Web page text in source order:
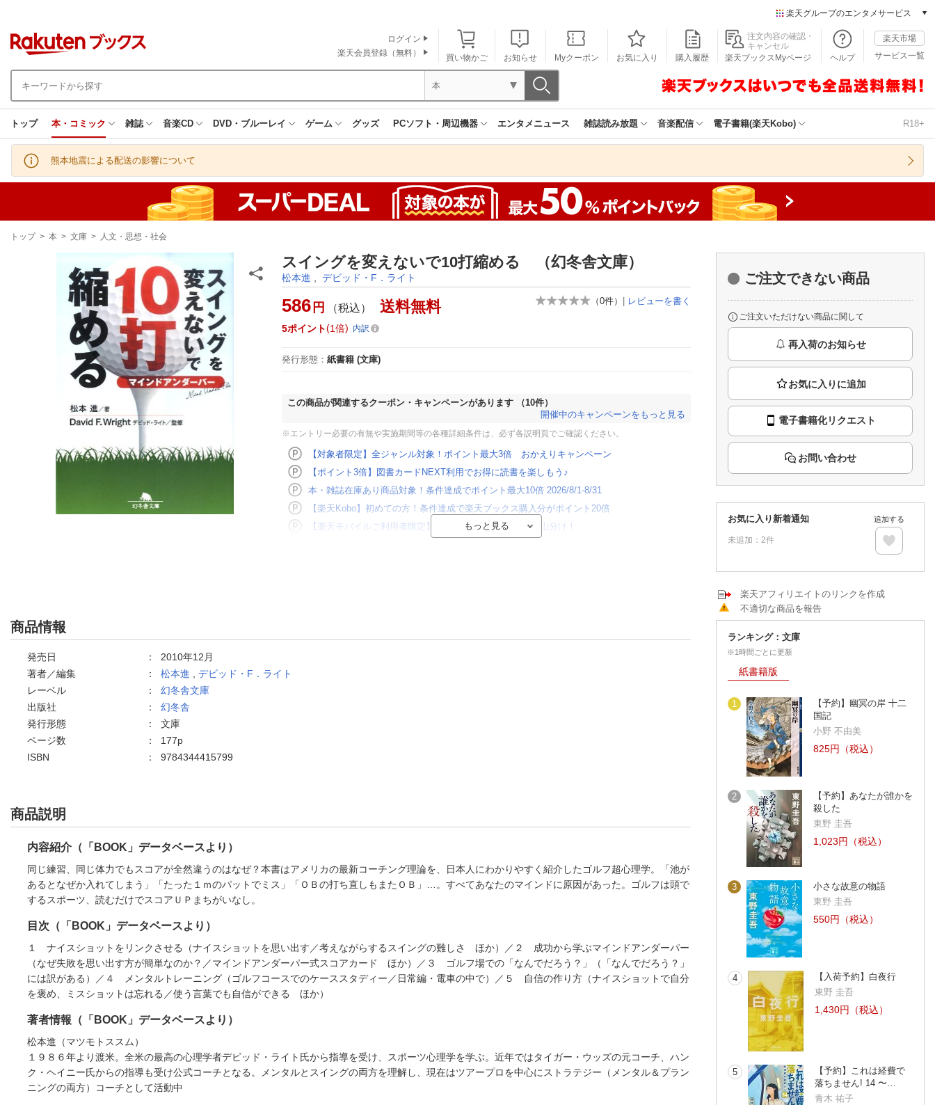
楽天グループのエンタメサービス
本/ゲーム/CD/DVD
楽天ブックス
楽天Kobo
楽天ミュージック
楽天TV
楽天チケット
エンタメニュース
推し楽
買い物かご お知らせ Myクーポン お気に入り 購入履歴
注文内容の確認・
キャンセル
楽天ブックスMyページ
ヘルプ
楽天市場
サービス一覧
ログイン
楽天会員登録（無料）
本
トップ 本・コミック 雑誌 音楽CD DVD・ブルーレイ ゲーム グッズ PCソフト・周辺機器 エンタメニュース 雑誌読み放題 音楽配信 電子書籍(楽天Kobo) R18+
熊本地震による配送の影響について
現
トップ > 本 > 文庫 > 人文・思想・社会
スイングを変えないで10打縮める （幻冬舎文庫）
松本進 デビッド・F．ライト
（0件） レビューを書く
586 円 （税込） 送料無料
5ポイント 1倍 内訳
発行形態 ： 紙書籍 (文庫)
この商品が関連するクーポン・キャンペーンがあります
（10件）
開催中のキャンペーンをもっと見る
※エントリー必要の有無や実施期間等の各種詳細条件は、必ず各説明頁でご確認ください。
【対象者限定】全ジャンル対象！ポイント最大3倍 おかえりキャンペーン
【ポイント3倍】図書カードNEXT利用でお得に読書を楽しもう♪
本・雑誌在庫あり商品対象！条件達成でポイント最大10倍 2026/8/1-8/31
【楽天Kobo】初めての方！条件達成で楽天ブックス購入分がポイント20倍
【楽天モバイルご利用者限定】条件達成で100万ポイント山分け！
商品情報
発売日 ： 2010年12月
著者／編集
： 松本進
デビッド・F．ライト
レーベル
： 幻冬舎文庫
出版社
： 幻冬舎
発行形態
： 文庫
ページ数
： 177p
ISBN
： 9784344415799
商品説明
内容紹介（「BOOK」データベースより）
同じ練習、同じ体力でもスコアが全然違うのはなぜ？本書はアメリカの最新コーチング理論を、日本人にわかりやすく紹介したゴルフ超心理学。「池が
あるとなぜか入れてしまう」「たった１ｍのパットでミス」「ＯＢの打ち直しもまたＯＢ」…。すべてあなたのマインドに原因があった。ゴルフは頭で
するスポーツ、読むだけでスコアＵＰまちがいなし。
目次（「BOOK」データベースより）
１ ナイスショットをリンクさせる（ナイスショットを思い出す／考えながらするスイングの難しさ ほか）／２ 成功から学ぶマインドアンダーパー
（なぜ失敗を思い出す方が簡単なのか？／マインドアンダーパー式スコアカード ほか）／３ ゴルフ場での「なんでだろう？」（「なんでだろう？」
には訳がある）／４ メンタルトレーニング（ゴルフコースでのケーススタディー／日常編・電車の中で）／５ 自信の作り方（ナイスショットで自分
を褒め、ミスショットは忘れる／使う言葉でも自信ができる ほか）
著者情報（「BOOK」データベースより）
松本進（マツモトススム）
１９８６年より渡米。全米の最高の心理学者デビッド・ライト氏から指導を受け、スポーツ心理学を学ぶ。近年ではタイガー・ウッズの元コーチ、ハン
ク・ヘイニー氏からの指導も受け公式コーチとなる。メンタルとスイングの両方を理解し、現在はツアープロを中心にストラテジー（メンタル＆プラン
ニングの両方）コーチとして活動中
ご注文できない商品
ご注文いただけない商品に関して
再入荷のお知らせ
電子書籍化リクエスト
お問い合わせ
お気に入り新着通知
未追加： 2件
追加する
楽天アフィリエイトのリンクを作成
不適切な商品を報告
ランキング：文庫
※1時間ごとに更新
紙書籍版
1
【予約】幽冥の岸 十二
国記
小野 不由美
825円（税込）
2
【予約】あなたが誰かを
殺した
東野 圭吾
1,023円（税込）
3
小さな故意の物語
東野 圭吾
550円（税込）
4
【入荷予約】白夜行
東野 圭吾
1,430円（税込）
5
【予約】これは経費で
落ちません! 14 〜…
青木 祐子